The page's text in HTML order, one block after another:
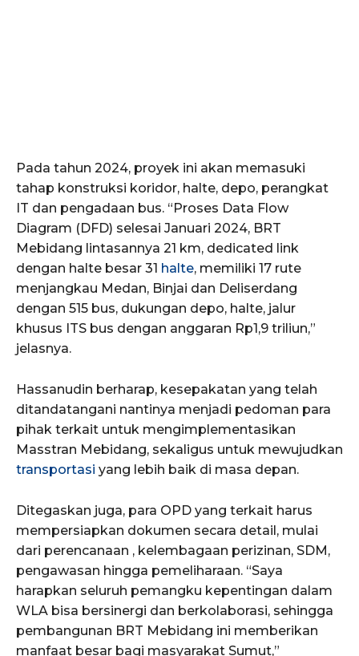
Pada tahun 2024, proyek ini akan memasuki
tahap konstruksi koridor, halte, depo, perangkat
IT dan pengadaan bus. “Proses Data Flow
Diagram (DFD) selesai Januari 2024, BRT
Mebidang lintasannya 21 km, dedicated link
dengan halte besar 31 halte, memiliki 17 rute
menjangkau Medan, Binjai dan Deliserdang
dengan 515 bus, dukungan depo, halte, jalur
khusus ITS bus dengan anggaran Rp1,9 triliun,”
jelasnya.
Hassanudin berharap, kesepakatan yang telah
ditandatangani nantinya menjadi pedoman para
pihak terkait untuk mengimplementasikan
Masstran Mebidang, sekaligus untuk mewujudkan
transportasi yang lebih baik di masa depan.
Ditegaskan juga, para OPD yang terkait harus
mempersiapkan dokumen secara detail, mulai
dari perencanaan , kelembagaan perizinan, SDM,
pengawasan hingga pemeliharaan. “Saya
harapkan seluruh pemangku kepentingan dalam
WLA bisa bersinergi dan berkolaborasi, sehingga
pembangunan BRT Mebidang ini memberikan
manfaat besar bagi masyarakat Sumut,”